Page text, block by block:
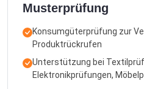
Musterprüfung
Konsumgüterprüfung zur
Produktrückrufen
Unterstützung bei
Elektronikprüfungen,